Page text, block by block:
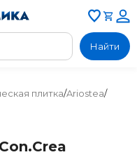
Найти
плитка/Ariostea/